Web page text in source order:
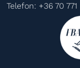
Telefon: +36 70 771